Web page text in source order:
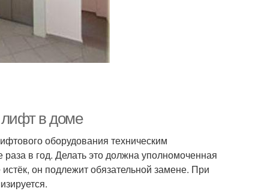
в доме
оборудования техническим
в год. Делать это должна уполномоченная
он подлежит обязательной замене. При